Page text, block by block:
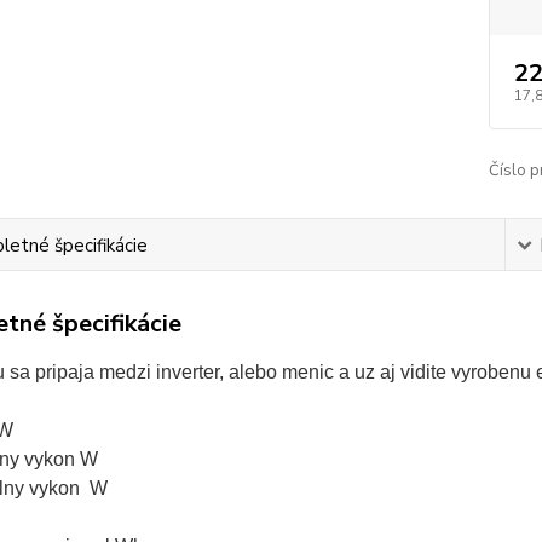
Číslo
špecifikácie
špecifikácie
sa pripaja medzi inverter, alebo menic a uz aj vidite vyrobenu
vykon W
vykon W